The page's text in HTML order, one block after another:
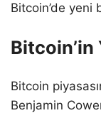
Bitcoin’de yeni
Bitcoin’in
Bitcoin
Benjamin